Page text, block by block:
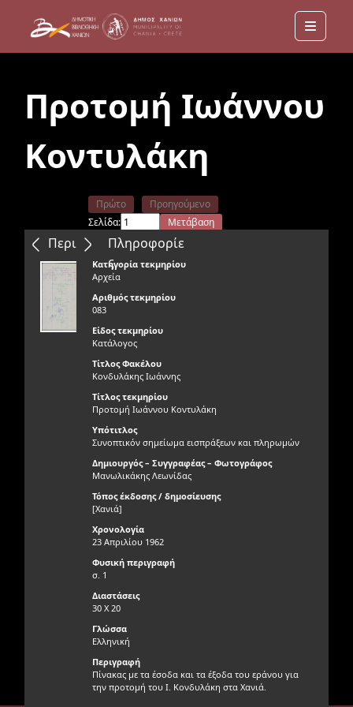
Menu
Προτομή Ιωάννου
Κοντυλάκη
Περιεχόμενα
Πρώτο
Προηγούμενο
Σελίδα:
Μετάβαση
Επόμενο
Τελευταίο
Πληροφορίε
ς
Κατηγορία τεκμηρίου
Αρχεία
Αριθμός τεκμηρίου
083
Είδος τεκμηρίου
Κατάλογος
Τίτλος Φακέλου
Κονδυλάκης Ιωάννης
Τίτλος τεκμηρίου
Προτομή Ιωάννου Κοντυλάκη
Υπότιτλος
Συνοπτικόν σημείωμα εισπράξεων και πληρωμών
Δημιουργός – Συγγραφέας – Φωτογράφος
Μανωλικάκης Λεωνίδας
Τόπος έκδοσης / δημοσίευσης
[Χανιά]
Χρονολογία
23 Απριλίου 1962
Φυσική περιγραφή
σ. 1
Διαστάσεις
30 Χ 20
Γλώσσα
Ελληνική
Περιγραφή
Πίνακας με τα έσοδα και τα έξοδα του εράνου για
την προτομή του Ι. Κονδυλάκη στα Χανιά.